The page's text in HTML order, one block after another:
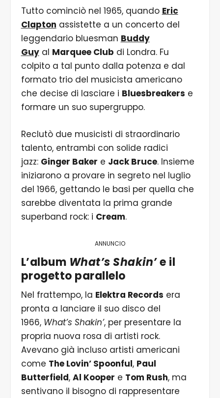
Tutto cominciò nel 1965, quando Eric
Clapton assistette a un concerto del
leggendario bluesman Buddy
Guyal Marquee Club di Londra. Fu
colpito a tal punto dalla potenza e dal
formato trio del musicista americano
che decise di lasciare i Bluesbreakers e
formare un suo supergruppo.
Reclutò due musicisti di straordinario
talento, entrambi con solide radici
jazz: Ginger Baker e Jack Bruce. Insieme
iniziarono a provare in segreto nel luglio
del 1966, gettando le basi per quella che
sarebbe diventata la prima grande
superband rock: i Cream.
ANNUNCIO
L’album What’s Shakin’e il
progetto parallelo
Nel frattempo, la Elektra Records era
pronta a lanciare il suo disco del
1966, What’s Shakin’, per presentare la
propria nuova rosa di artisti rock.
Avevano già incluso artisti americani
come The Lovin’ Spoonful, Paul
Butterfield, Al Kooper e Tom Rush, ma
sentivano il bisogno di rappresentare